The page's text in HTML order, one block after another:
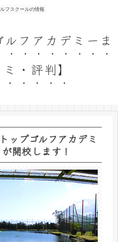
フスクールの情報
フアカデミーま
・評判】
ップゴルフアカデミ
開校します！